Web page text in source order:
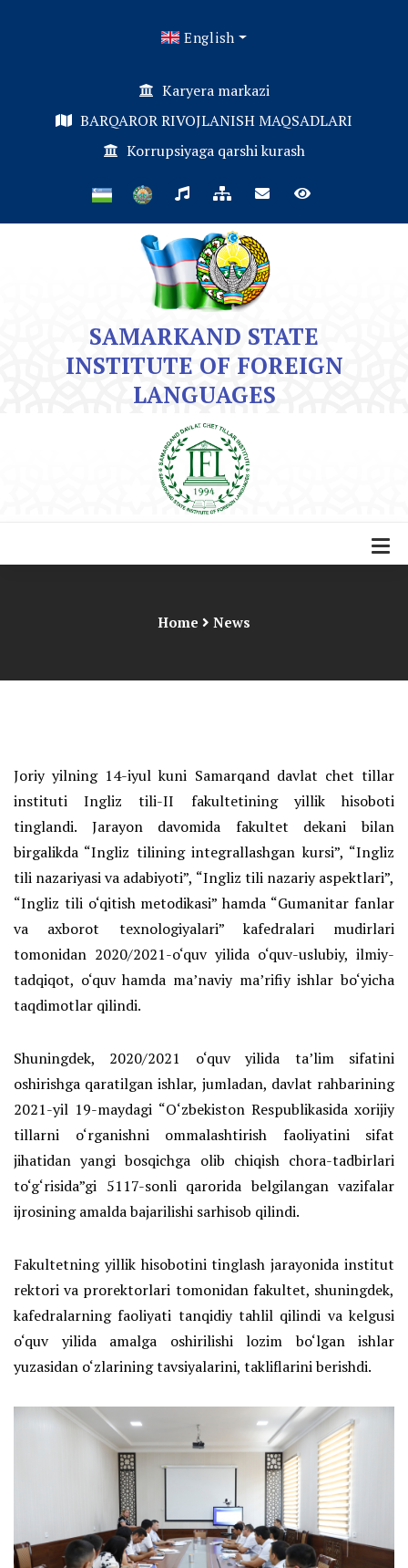
English
Karyera markazi
BARQAROR RIVOJLANISH MAQSADLARI
Korrupsiyaga qarshi kurash
SAMARKAND STATE
INSTITUTE OF FOREIGN
LANGUAGES
Home News
Joriy yilning 14-iyul kuni Samarqand davlat chet tillar
instituti Ingliz tili-II fakultetining yillik hisoboti
tinglandi. Jarayon davomida fakultet dekani bilan
birgalikda “Ingliz tilining integrallashgan kursi”, “Ingliz
tili nazariyasi va adabiyoti”, “Ingliz tili nazariy aspektlari”,
“Ingliz tili o‘qitish metodikasi” hamda “Gumanitar fanlar
va axborot texnologiyalari” kafedralari mudirlari
tomonidan 2020/2021-o‘quv yilida o‘quv-uslubiy, ilmiy-
tadqiqot, o‘quv hamda ma’naviy ma’rifiy ishlar bo‘yicha
taqdimotlar qilindi.
Shuningdek, 2020/2021 o‘quv yilida ta’lim sifatini
oshirishga qaratilgan ishlar, jumladan, davlat rahbarining
2021-yil 19-maydagi “O‘zbekiston Respublikasida xorijiy
tillarni o‘rganishni ommalashtirish faoliyatini sifat
jihatidan yangi bosqichga olib chiqish chora-tadbirlari
to‘g‘risida”gi 5117-sonli qarorida belgilangan vazifalar
ijrosining amalda bajarilishi sarhisob qilindi.
Fakultetning yillik hisobotini tinglash jarayonida institut
rektori va prorektorlari tomonidan fakultet, shuningdek,
kafedralarning faoliyati tanqidiy tahlil qilindi va kelgusi
o‘quv yilida amalga oshirilishi lozim bo‘lgan ishlar
yuzasidan o‘zlarining tavsiyalarini, takliflarini berishdi.